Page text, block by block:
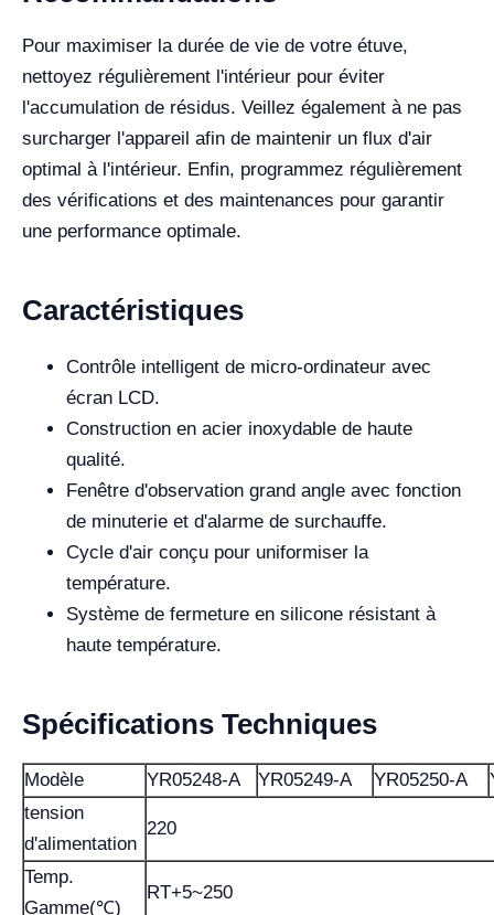
Pour maximiser la durée de vie de votre étuve,
nettoyez régulièrement l'intérieur pour éviter
l'accumulation de résidus. Veillez également à ne pas
surcharger l'appareil afin de maintenir un flux d'air
optimal à l'intérieur. Enfin, programmez régulièrement
des vérifications et des maintenances pour garantir
une performance optimale.
Caractéristiques
Contrôle intelligent de micro-ordinateur avec
écran LCD.
Construction en acier inoxydable de haute
qualité.
Fenêtre d'observation grand angle avec fonction
de minuterie et d'alarme de surchauffe.
Cycle d'air conçu pour uniformiser la
température.
Système de fermeture en silicone résistant à
haute température.
Spécifications Techniques
Modèle YR05248-A YR05249-A YR05250-A
tension
d'alimentation
220
Temp.
Gamme(℃)
RT+5~250